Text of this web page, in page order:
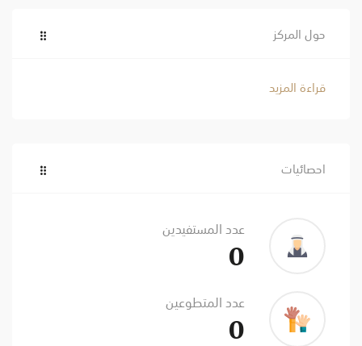
حول المركز
قراءة المزيد
احصائيات
عدد المستفيدين
0
عدد المتطوعين
0